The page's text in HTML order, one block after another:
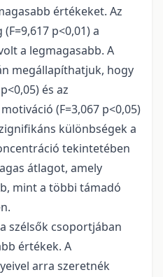
értékeket. Az
p<0,01) a
a legmagasabb. A
megállapíthatjuk, hogy
és az
(F=3,067 p<0,05)
különbségek a
tekintetében
átlagot, amely
mint a többi támadó
szélsők csoportjában
értékek. A
arra szeretnék